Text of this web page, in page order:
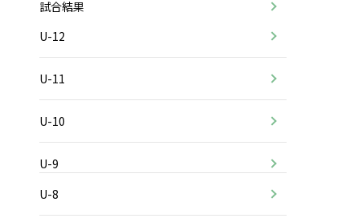
試合結果
U-12
U-11
U-10
U-9
U-8